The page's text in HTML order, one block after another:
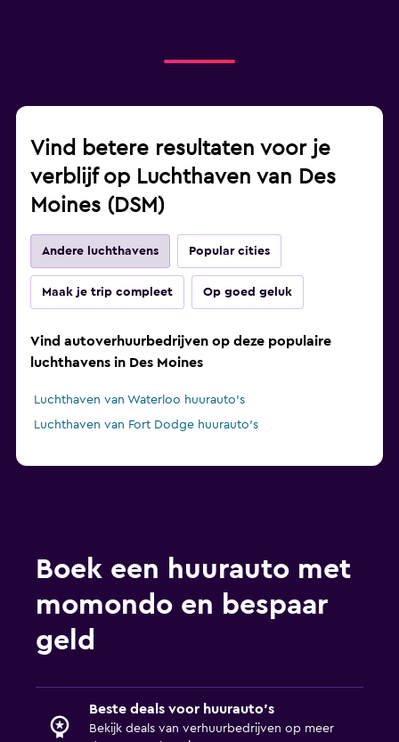
Vind betere resultaten voor je
verblijf op Luchthaven van Des
Moines (DSM)
Andere luchthavens Popular cities
Maak je trip compleet Op goed geluk
Vind autoverhuurbedrijven op deze populaire
luchthavens in Des Moines
Luchthaven van Waterloo huurauto's
Luchthaven van Fort Dodge huurauto's
Boek een huurauto met
momondo en bespaar
geld
Beste deals voor huurauto's
Bekijk deals van verhuurbedrijven op meer